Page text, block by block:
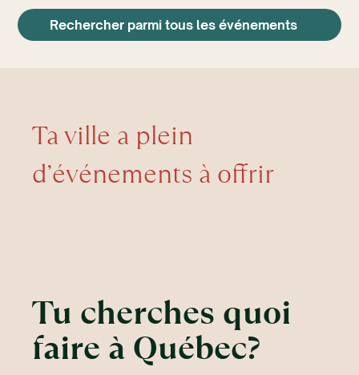
Rechercher parmi tous les événements
Ta ville a plein
d’événements à offrir
Tu cherches quoi
faire à Québec?